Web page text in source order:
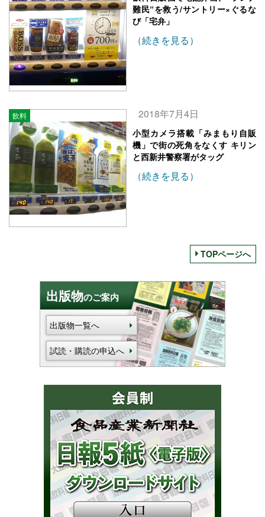
難民”を救う/サントリー×ぐるな
び「宅弁」
（続きを見る）
飲料 2018年7月4日
小型カメラ搭載「みまもり自販
機」で街の死角をなくす キリン
と西新井警察署がタッグ
（続きを見る）
TOPページへ
出版物のご案内
出版物一覧へ
試読・購読の申込へ